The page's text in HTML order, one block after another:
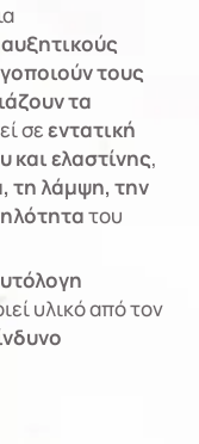
τους
τα
σεεντατική
ελαστίνης,
τη λάμψη, την
του
υλικό από τον